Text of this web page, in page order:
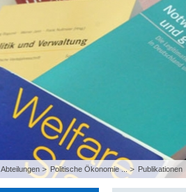
Abteilungen Politische Ökonomie ... Publikationen